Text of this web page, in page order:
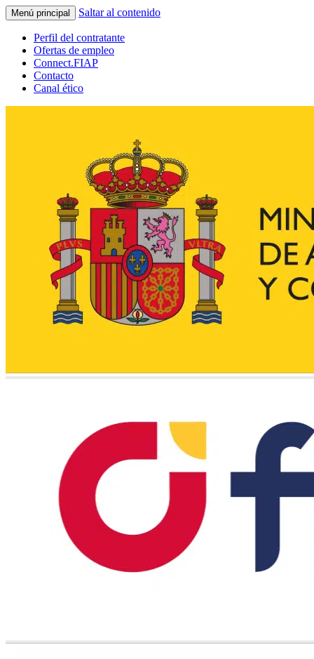
Menú principal Saltar al contenido
Perfil del contratante
Ofertas de empleo
Connect.FIAP
Contacto
Canal ético